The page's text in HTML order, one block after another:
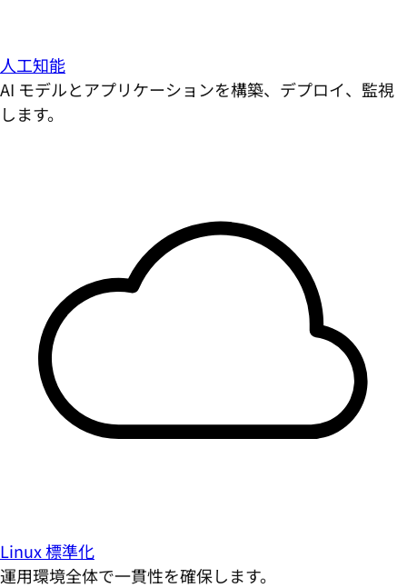
人工知能
AI モデルとアプリケーションを構築、デプロイ、監視
します。
Linux 標準化
運用環境全体で一貫性を確保します。